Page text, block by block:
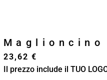
Maglioncino
23,62 €
Il prezzo include il TUO